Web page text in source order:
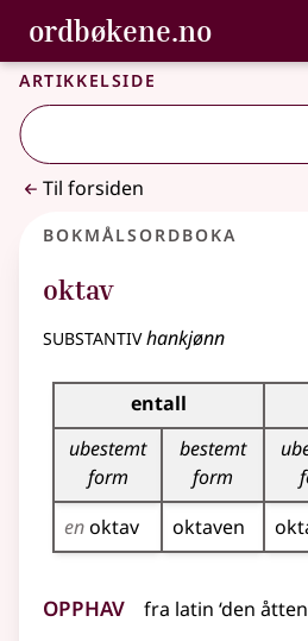
Gå til hovedinnhold
Tilgjengelighet
ordbøkene.no,
Bokmålsordboka og Nynorskordboka
Artikkelside
Til forsiden
Bokmålsordboka
oktav
substantivhankjønn
Bøyingstabell for dette
entall
ubestemt
form
bestemt
form
enoktav oktaven
Opphav fra latin ‘den